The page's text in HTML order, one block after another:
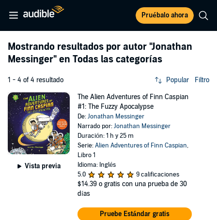
Pruébalo ahora
Mostrando resultados por autor "Jonathan
Messinger" en Todas las categorías
1 - 4 of 4 resultado Popular Filtro
Vista previa
The Alien Adventures of Finn Caspian
#1: The Fuzzy Apocalypse
De:Jonathan Messinger
Narrado por:Jonathan Messinger
Duración: 1 h y 25 m
Serie:Alien Adventures of Finn Caspian,
Libro 1
Idioma: Inglés
5.0
9 calificaciones
$14.39 o gratis con una prueba de 30
días
Pruebe Estándar gratis